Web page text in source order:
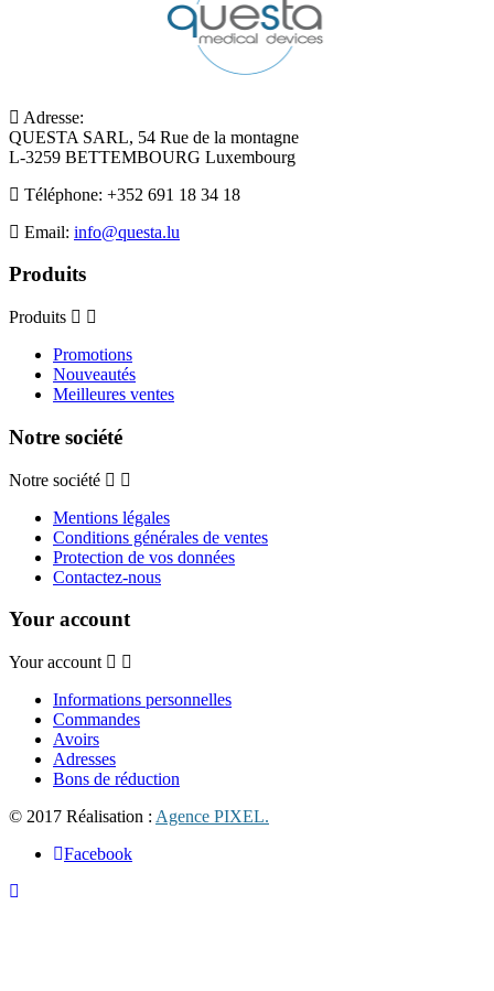
Adresse:
QUESTA SARL, 54 Rue de la montagne
L-3259 BETTEMBOURG Luxembourg
Téléphone: +352 691 18 34 18
Email: info@questa.lu
Produits
Produits
Promotions
Nouveautés
Meilleures ventes
Notre société
Notre société
Mentions légales
Conditions générales de ventes
Protection de vos données
Contactez-nous
Your account
Your account
Informations personnelles
Commandes
Avoirs
Adresses
Bons de réduction
© 2017 Réalisation : Agence PIXEL.
Facebook